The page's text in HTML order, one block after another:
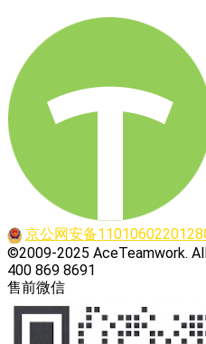
京公网安备
©2009-2025 AceTeamwork.
400 869 8691
售前微信